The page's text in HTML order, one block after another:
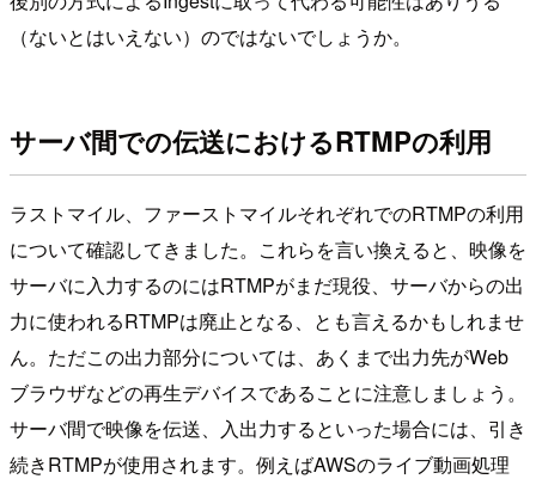
（ないとはいえない）のではないでしょうか。
サーバ間での伝送におけるRTMPの利用
ラストマイル、ファーストマイルそれぞれでのRTMPの利用
について確認してきました。これらを言い換えると、映像を
サーバに入力するのにはRTMPがまだ現役、サーバからの出
力に使われるRTMPは廃止となる、とも言えるかもしれませ
ん。ただこの出力部分については、あくまで出力先がWeb
ブラウザなどの再生デバイスであることに注意しましょう。
サーバ間で映像を伝送、入出力するといった場合には、引き
続きRTMPが使用されます。例えばAWSのライブ動画処理